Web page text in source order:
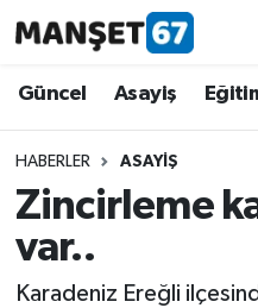
Güncel Asayiş
HABERLER ASAYIŞ
Zincirleme
var..
Karadeniz Ereğli
Güncel
Asayiş
Siyaset